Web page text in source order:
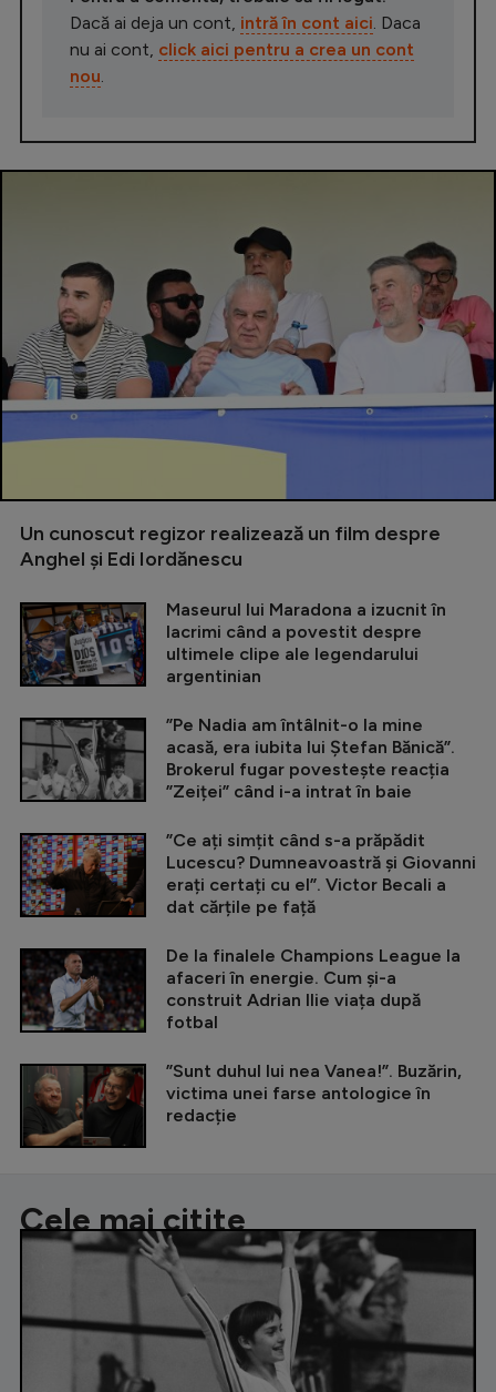
Dacă ai deja un cont, intră în cont aici. Daca
nu ai cont, click aici pentru a crea un cont
nou.
Un cunoscut regizor realizează un film despre
Anghel și Edi Iordănescu
Maseurul lui Maradona a izucnit în
lacrimi când a povestit despre
ultimele clipe ale legendarului
argentinian
”Pe Nadia am întâlnit-o la mine
acasă, era iubita lui Ștefan Bănică”.
Brokerul fugar povestește reacția
”Zeiței” când i-a intrat în baie
”Ce ați simțit când s-a prăpădit
Lucescu? Dumneavoastră și Giovanni
erați certați cu el”. Victor Becali a
dat cărțile pe față
De la finalele Champions League la
afaceri în energie. Cum și-a
construit Adrian Ilie viața după
fotbal
”Sunt duhul lui nea Vanea!”. Buzărin,
victima unei farse antologice în
redacție
Cele mai citite